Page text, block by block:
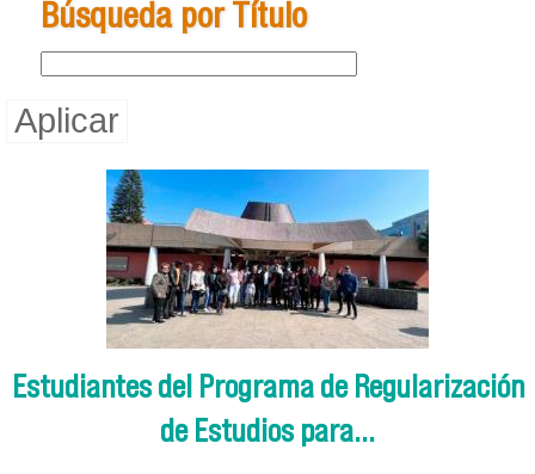
Búsqueda por Título
Estudiantes del Programa de Regularización
de Estudios para...